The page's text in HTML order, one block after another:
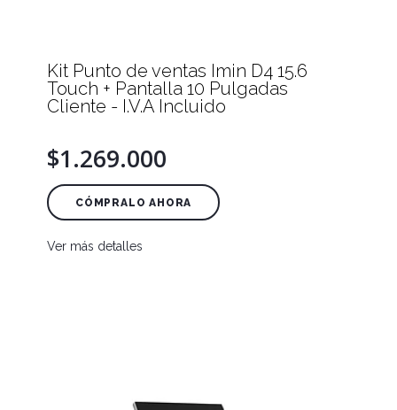
Kit Punto de ventas Imin D4 15.6
Touch + Pantalla 10 Pulgadas
Cliente - I.V.A Incluido
$1.269.000
CÓMPRALO AHORA
Ver más detalles